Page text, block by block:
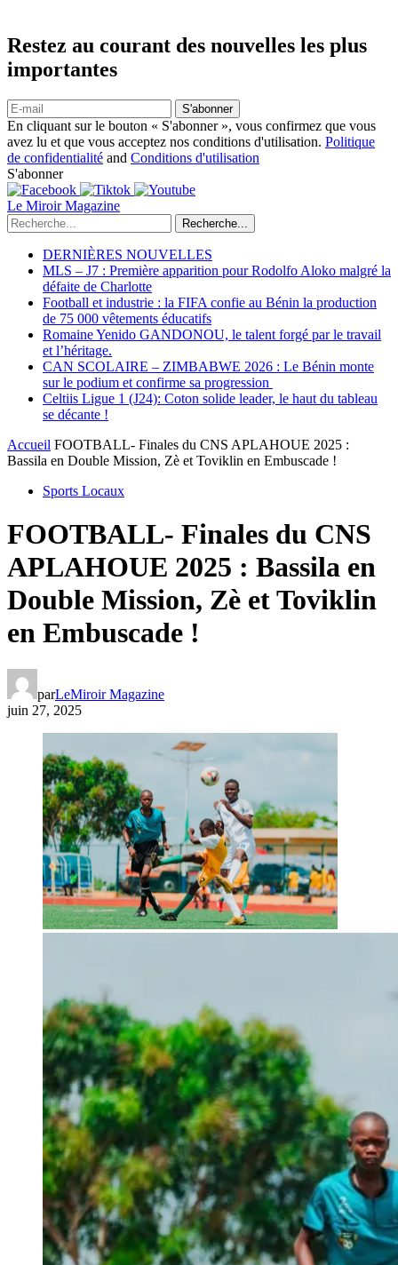
Restez au courant des nouvelles les plus
importantes
S'abonner
En cliquant sur le bouton « S'abonner », vous confirmez que vous
avez lu et que vous acceptez nos conditions d'utilisation. Politique
de confidentialité and Conditions d'utilisation
S'abonner
Le Miroir Magazine
Recherche...
DERNIÈRES NOUVELLES
MLS – J7 : Première apparition pour Rodolfo Aloko malgré la
défaite de Charlotte
Football et industrie : la FIFA confie au Bénin la production
de 75 000 vêtements éducatifs
Romaine Yenido GANDONOU, le talent forgé par le travail
et l’héritage.
CAN SCOLAIRE – ZIMBABWE 2026 : Le Bénin monte
sur le podium et confirme sa progression
Celtiis Ligue 1 (J24): Coton solide leader, le haut du tableau
se décante !
Accueil FOOTBALL- Finales du CNS APLAHOUE 2025 :
Bassila en Double Mission, Zè et Toviklin en Embuscade !
Sports Locaux
FOOTBALL- Finales du CNS
APLAHOUE 2025 : Bassila en
Double Mission, Zè et Toviklin
en Embuscade !
parLeMiroir Magazine
juin 27, 2025